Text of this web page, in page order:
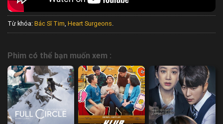
Từ khóa: Bác Sĩ Tim, Heart Surgeons.
Phim có thể bạn muốn xem :